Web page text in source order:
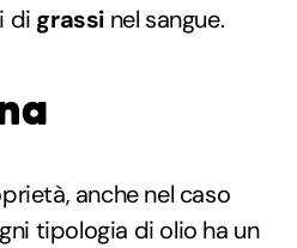
di grassi nel sangue.
anche nel caso
tipologia di olio ha un